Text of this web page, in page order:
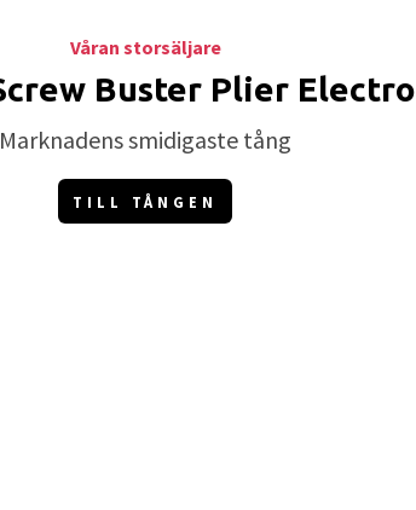
Våran storsäljare
Buster Plier Electro
Marknadens smidigaste tång
TILL TÅNGEN